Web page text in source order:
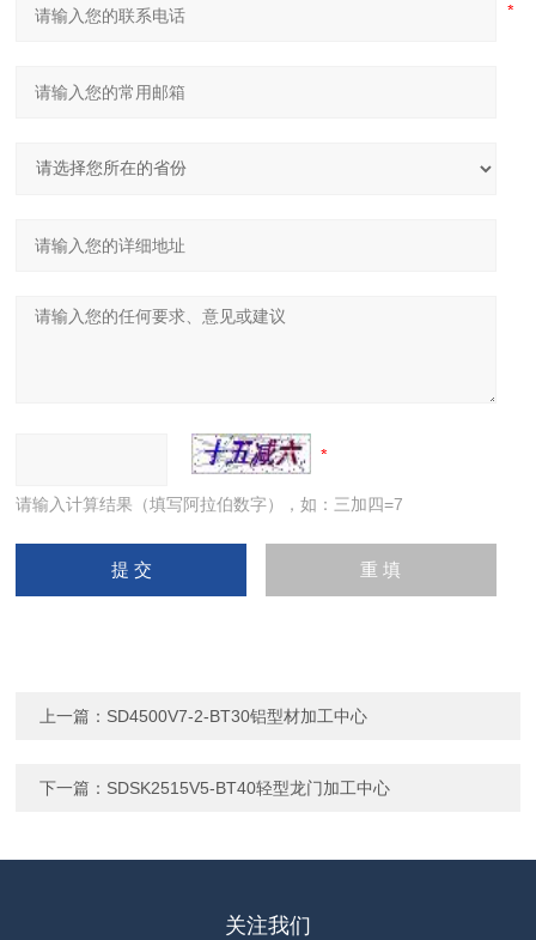
请输入计算结果（填写阿拉伯数字），如：三加四=7
上一篇： SD4500V7-2-BT30铝型材加工中心
下一篇： SDSK2515V5-BT40轻型龙门加工中心
关注我们